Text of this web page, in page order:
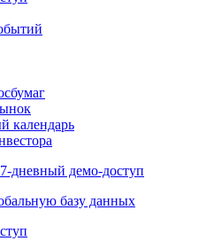
базу данных
7-дневный